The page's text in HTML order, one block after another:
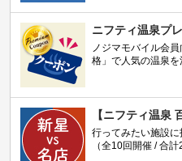
ニフティ温泉プ
ノジマモバイル会
格」で人気の温泉を
【ニフティ温泉
行ってみたい施設に
（全10回開催 / 合計